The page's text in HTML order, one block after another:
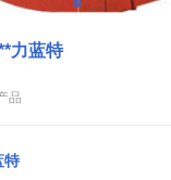
力蓝特
品
特